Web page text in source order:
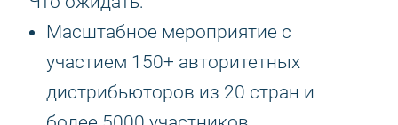
Масштабное мероприятие с
участием 150+ авторитетных
дистрибьюторов из 20 стран и